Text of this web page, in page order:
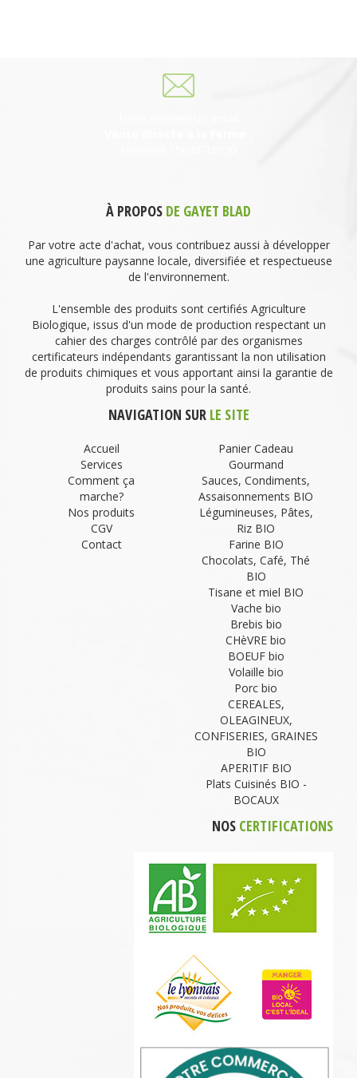
À PROPOS DE GAYET BLAD
Par votre acte d'achat, vous contribuez aussi à développer
une agriculture paysanne locale, diversifiée et respectueuse
de l'environnement.
L'ensemble des produits sont certifiés Agriculture
Biologique, issus d'un mode de production respectant un
cahier des charges contrôlé par des organismes
certificateurs indépendants garantissant la non utilisation
de produits chimiques et vous apportant ainsi la garantie de
produits sains pour la santé.
NAVIGATION SUR LE SITE
Accueil
Services
Comment ça
marche?
Nos produits
CGV
Contact
Panier Cadeau
Gourmand
Sauces, Condiments,
Assaisonnements BIO
Légumineuses, Pâtes,
Riz BIO
Farine BIO
Chocolats, Café, Thé
BIO
Tisane et miel BIO
Vache bio
Brebis bio
CHèVRE bio
BOEUF bio
Volaille bio
Porc bio
CEREALES,
OLEAGINEUX,
CONFISERIES, GRAINES
BIO
APERITIF BIO
Plats Cuisinés BIO -
BOCAUX
NOS CERTIFICATIONS